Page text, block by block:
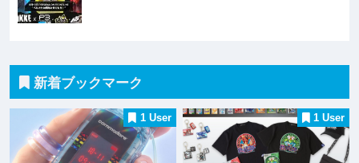
新着ブックマーク
1 User 1 User